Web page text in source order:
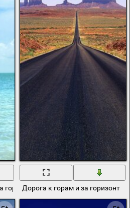
горизонте моря
Дорога к горам и за горизонт